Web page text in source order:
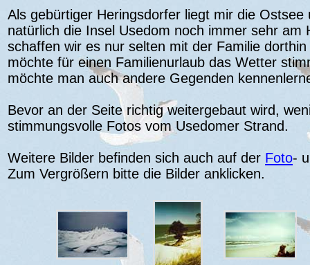
Als gebürtiger Heringsdorfer liegt mir die Ostsee
natürlich die Insel Usedom noch immer sehr am
schaffen wir es nur selten mit der Familie
möchte für einen Familienurlaub das Wetter
möchte man auch andere Gegenden
Bevor an der Seite richtig weitergebaut wird,
stimmungsvolle Fotos vom Usedomer Strand.
Weitere Bilder befinden sich auch auf der Foto-
Zum Vergrößern bitte die Bilder anklicken.